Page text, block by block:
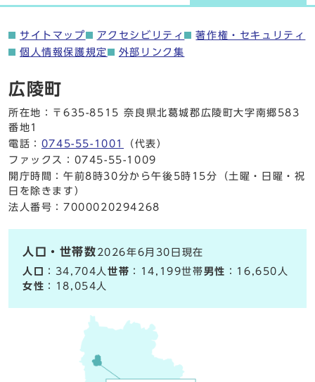
サイトマップ アクセシビリティ
著作権・セキュリティ
個人情報保護規定
外部リンク集
広陵町
所在地：〒635-8515 奈良県北葛城郡広陵町大字南郷583
番地1
電話： 0745-55-1001
（代表）
ファックス：0745-55-1009
開庁時間：午前8時30分から午後5時15分（土曜・日曜・祝
日を除きます）
法人番号：7000020294268
人口・世帯数 2026年6月30日現在
人口
：34,704人世帯 ：14,199世帯男性 ：16,650人
女性 ：18,054人